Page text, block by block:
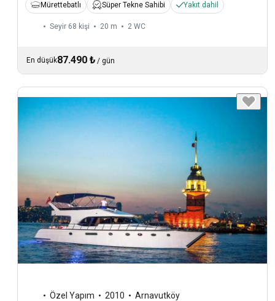
Mürettebatlı Süper Tekne Sahibi Yakıt dahil
Seyir 68 kişi 20 m 2 WC
En düşük87.490 ₺ / gün
Özel Yapım 2010 Arnavutköy